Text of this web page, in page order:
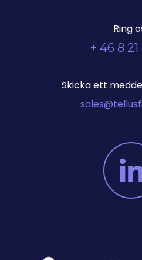
Ring
+ 46 8
Skicka ett